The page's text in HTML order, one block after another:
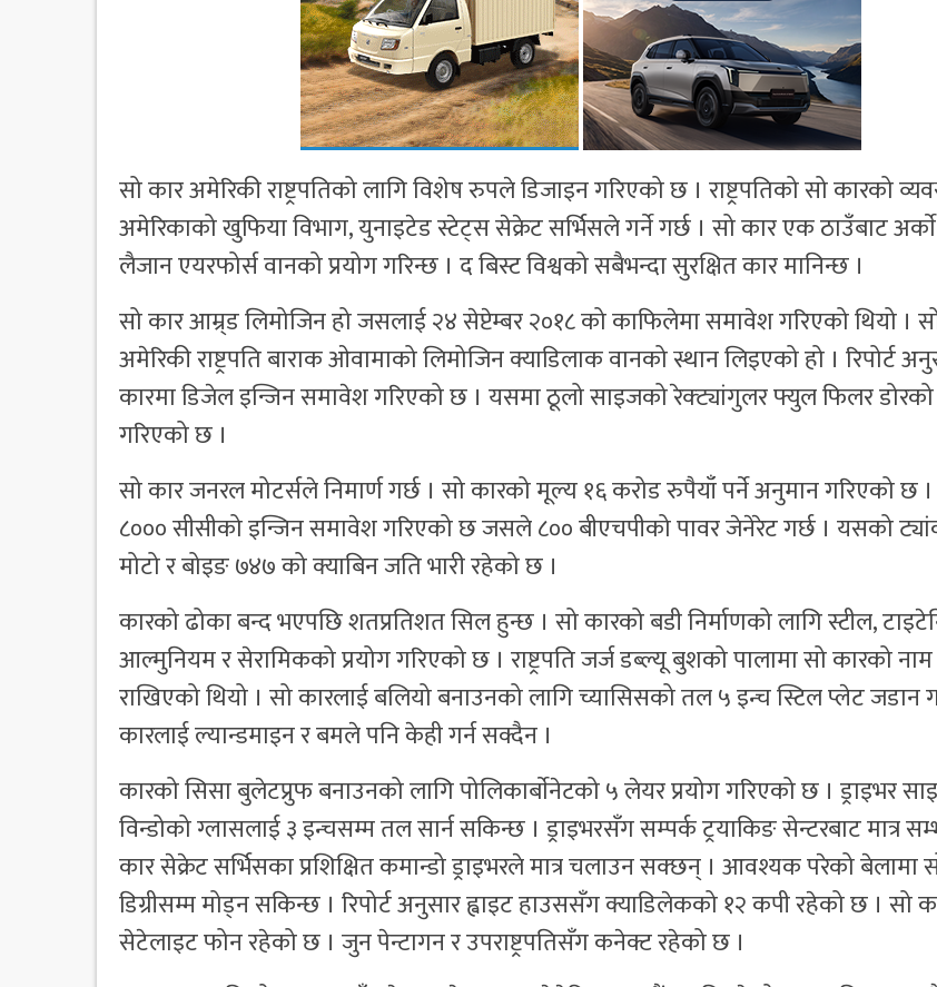
सो कार अमेरिकी राष्ट्रपतिको लागि विशेष रुपले डिजाइन गरिएको छ । राष्ट्रपतिको सो कारको
अमेरिकाको खुफिया विभाग, युनाइटेड स्टेट्स सेक्रेट सर्भिसले गर्ने गर्छ । सो कार एक ठाउँबाट
लैजान एयरफोर्स वानको प्रयोग गरिन्छ । द बिस्ट विश्वको सबैभन्दा सुरक्षित कार मानिन्छ ।
सो कार आम्र्ड लिमोजिन हो जसलाई २४ सेप्टेम्बर २०१८ को काफिलेमा समावेश गरिएको थियो ।
अमेरिकी राष्ट्रपति बाराक ओवामाको लिमोजिन क्याडिलाक वानको स्थान लिइएको हो । रिपोर्ट
कारमा डिजेल इन्जिन समावेश गरिएको छ । यसमा ठूलो साइजको रेक्ट्यांगुलर फ्युल फिलर डोरको
गरिएको छ ।
सो कार जनरल मोटर्सले निमार्ण गर्छ । सो कारको मूल्य १६ करोड रुपैयाँ पर्ने अनुमान गरिएको छ
८००० सीसीको इन्जिन समावेश गरिएको छ जसले ८०० बीएचपीको पावर जेनेरेट गर्छ । यसको
मोटो र बोइङ ७४७ को क्याबिन जति भारी रहेको छ ।
कारको ढोका बन्द भएपछि शतप्रतिशत सिल हुन्छ । सो कारको बडी निर्माणको लागि स्टील,
आल्मुनियम र सेरामिकको प्रयोग गरिएको छ । राष्ट्रपति जर्ज डब्ल्यू बुशको पालामा सो कारको
राखिएको थियो । सो कारलाई बलियो बनाउनको लागि च्यासिसको तल ५ इन्च स्टिल प्लेट जडान
कारलाई ल्यान्डमाइन र बमले पनि केही गर्न सक्दैन ।
कारको सिसा बुलेटप्रुफ बनाउनको लागि पोलिकार्बाेनेटको ५ लेयर प्रयोग गरिएको छ । ड्राइभर
विन्डोको ग्लासलाई ३ इन्चसम्म तल सार्न सकिन्छ । ड्राइभरसँग सम्पर्क ट्रयाकिङ सेन्टरबाट मात्र
कार सेक्रेट सर्भिसका प्रशिक्षित कमान्डो ड्राइभरले मात्र चलाउन सक्छन् । आवश्यक परेको बेलामा
डिग्रीसम्म मोड्न सकिन्छ । रिपोर्ट अनुसार ह्वाइट हाउससँग क्याडिलेकको १२ कपी रहेको छ । सो
सेटेलाइट फोन रहेको छ । जुन पेन्टागन र उपराष्ट्रपतिसँग कनेक्ट रहेको छ ।